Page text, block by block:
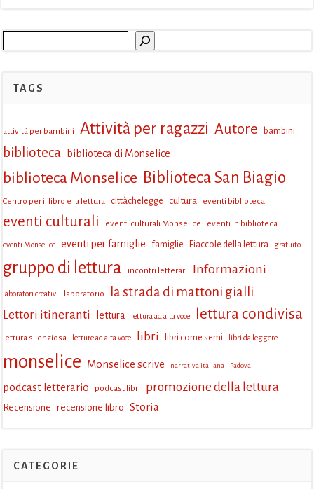
TAGS
attività per bambini Attività per ragazzi Autore bambini
biblioteca biblioteca di Monselice
biblioteca Monselice Biblioteca San Biagio
Centro per il libro e la lettura cittàchelegge cultura eventi biblioteca
eventi culturali eventi culturali Monselice eventi in biblioteca
eventi Monselice eventi per famiglie famiglie Fiaccole della lettura gratuito
gruppo di lettura incontri letterari Informazioni
laboratori creativi laboratorio la strada di mattoni gialli
Lettori itineranti lettura lettura ad alta voce lettura condivisa
lettura silenziosa letture ad alta voce libri libri come semi libri da leggere
monselice Monselice scrive narrativa italiana Padova
podcast letterario podcast libri promozione della lettura
Recensione recensione libro Storia
CATEGORIE